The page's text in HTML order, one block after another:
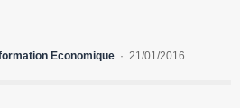
Economique 21/01/2016